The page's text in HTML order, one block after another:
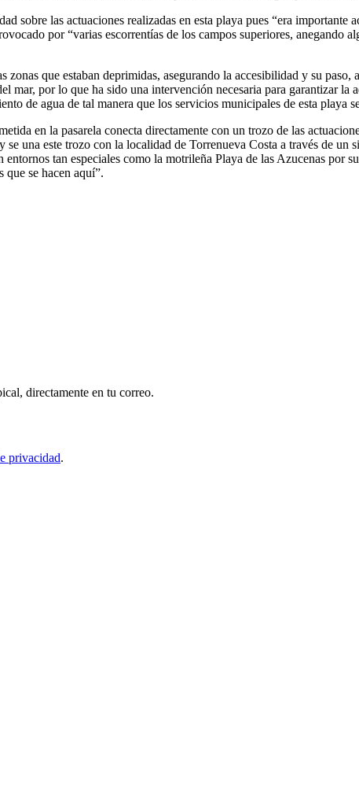
sobre las actuaciones realizadas en esta playa pues “era importante
por “varias escorrentías de los campos superiores, anegando
que estaban deprimidas, asegurando la accesibilidad y su paso,
mar, por lo que ha sido una intervención necesaria para garantizar la
de agua de tal manera que los servicios municipales de esta playa
en la pasarela conecta directamente con un trozo de las
una este trozo con la localidad de Torrenueva Costa a través de
tan especiales como la motrileña Playa de las Azucenas por
que se hacen aquí”.
directamente en tu correo.
privacidad.